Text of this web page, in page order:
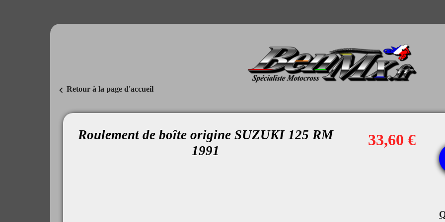
chevron_left Retour à la page d'accueil
Roulement de boîte origine SUZUKI 125 RM
1991
33,60 €